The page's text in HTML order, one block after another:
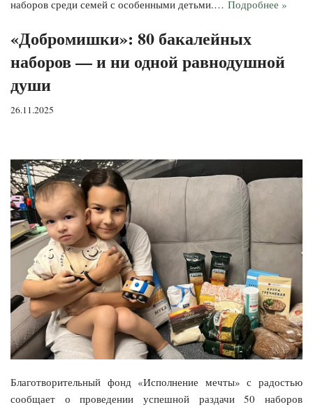
наборов среди семей с особенными детьми.… Подробнее »
«Добромишки»: 80 бакалейных
наборов — и ни одной равнодушной
души
26.11.2025
Благотворительный фонд «Исполнение мечты» с радостью
сообщает о проведении успешной раздачи 50 наборов